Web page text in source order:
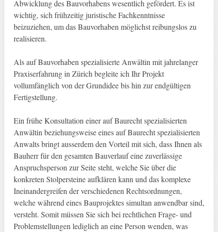
Abwicklung des Bauvorhabens wesentlich gefördert. Es ist
wichtig, sich frühzeitig juristische Fachkenntnisse
beizuziehen, um das Bauvorhaben möglichst reibungslos zu
realisieren.
Als auf Bauvorhaben spezialisierte Anwältin mit jahrelanger
Praxiserfahrung in Zürich begleite ich Ihr Projekt
vollumfänglich von der Grundidee bis hin zur endgültigen
Fertigstellung.
Ein frühe Konsultation einer auf Baurecht spezialisierten
Anwältin beziehungsweise eines auf Baurecht spezialisierten
Anwalts bringt ausserdem den Vorteil mit sich, dass Ihnen als
Bauherr für den gesamten Bauverlauf eine zuverlässige
Anspruchsperson zur Seite steht, welche Sie über die
konkreten Stolpersteine aufklären kann und das komplexe
Ineinandergreifen der verschiedenen Rechtsordnungen,
welche während eines Bauprojektes simultan anwendbar sind,
versteht. Somit müssen Sie sich bei rechtlichen Frage- und
Problemstellungen lediglich an eine Person wenden, was